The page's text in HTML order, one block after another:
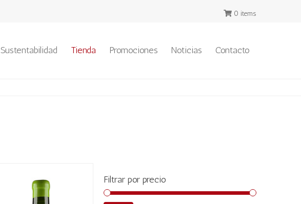
0 items
Sustentabilidad Tienda Promociones Noticias Contacto
Filtrar por precio